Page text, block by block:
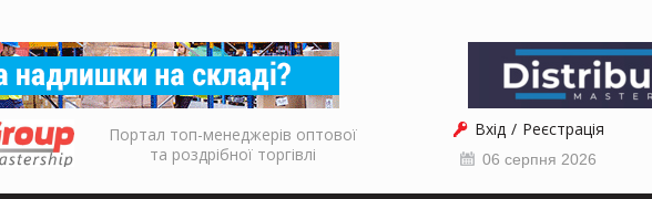
Портал топ-менеджерів оптової
та роздрібної торгівлі
Вхід Реєстрація
06 серпня 2026